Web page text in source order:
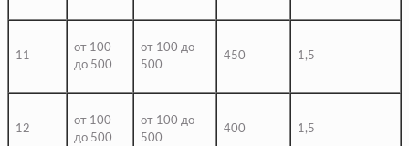
11
от 100
до 500
от 100 до
500
450 1,5
12
от 100
до 500
от 100 до
500
400 1,5